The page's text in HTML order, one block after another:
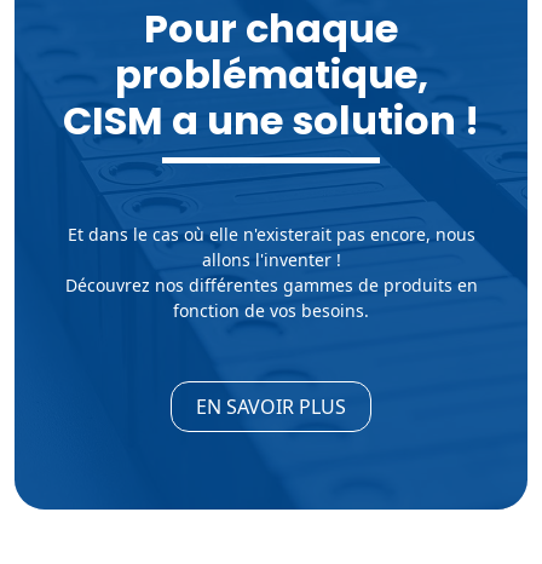
Pour chaque
problématique,
CISM a une solution !
Et dans le cas où elle n'existerait pas encore, nous
allons l'inventer !
Découvrez nos différentes gammes de produits en
fonction de vos besoins.
EN SAVOIR PLUS